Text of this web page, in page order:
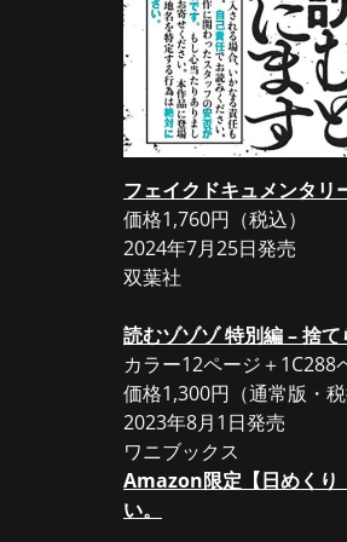
フェイクドキュメンタリ
価格1,760円（税込）
2024年7月25日発売
双葉社
読むゾゾゾ 特別編 – 捨
カラー12ページ＋1C288
価格1,300円（通常版・税
2023年8月1日発売
ワニブックス
Amazon限定【日めくり
い。